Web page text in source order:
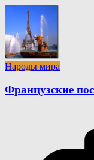
Народы мира
Французские